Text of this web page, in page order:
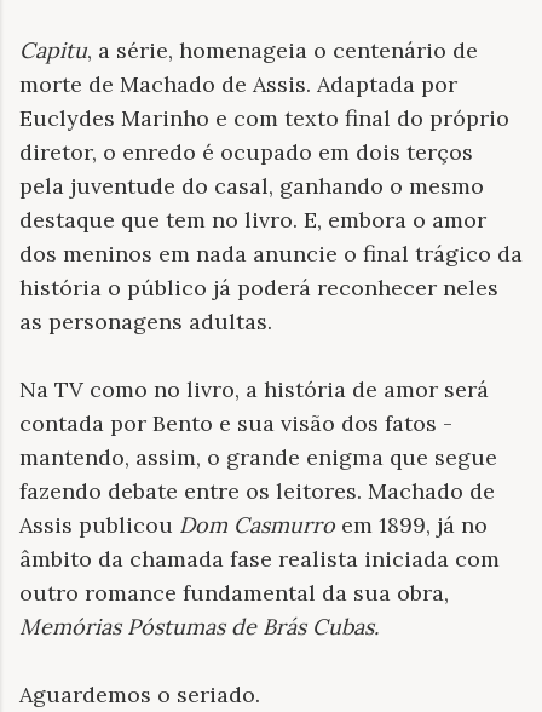
Capitu, a série, homenageia o centenário de
morte de Machado de Assis. Adaptada por
Euclydes Marinho e com texto final do próprio
diretor, o enredo é ocupado em dois terços
pela juventude do casal, ganhando o mesmo
destaque que tem no livro. E, embora o amor
dos meninos em nada anuncie o final trágico da
história o público já poderá reconhecer neles
as personagens adultas.
Na TV como no livro, a história de amor será
contada por Bento e sua visão dos fatos -
mantendo, assim, o grande enigma que segue
fazendo debate entre os leitores. Machado de
Assis publicou Dom Casmurro em 1899, já no
âmbito da chamada fase realista iniciada com
outro romance fundamental da sua obra,
Memórias Póstumas de Brás Cubas.
Aguardemos o seriado.